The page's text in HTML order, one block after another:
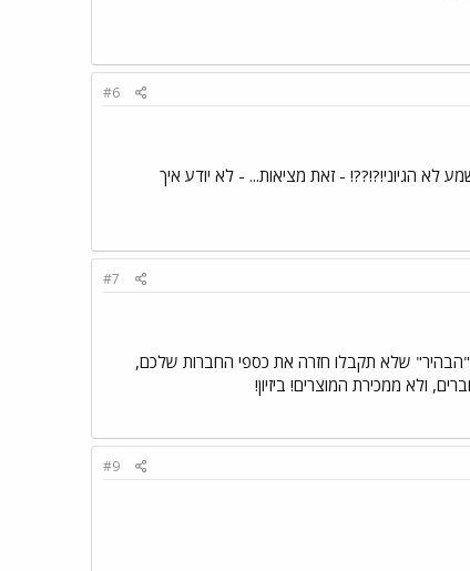
#6
שלושה שבועות בטלויזיה של דייהו 21" -200 שקל!!!!! ו דיוידי ב50 שקל!!!! נשמע לא הגיוני!?!??! - זאת מציאות... - לא יודע איך
#7
250 ש"ח בערך.. בכל מקרה, גם האתר "הבהיר" שלא תקבלו חזרה את כספי החברות שלכם,
ולא ממכירת המוצרים! ביזיון!
#9